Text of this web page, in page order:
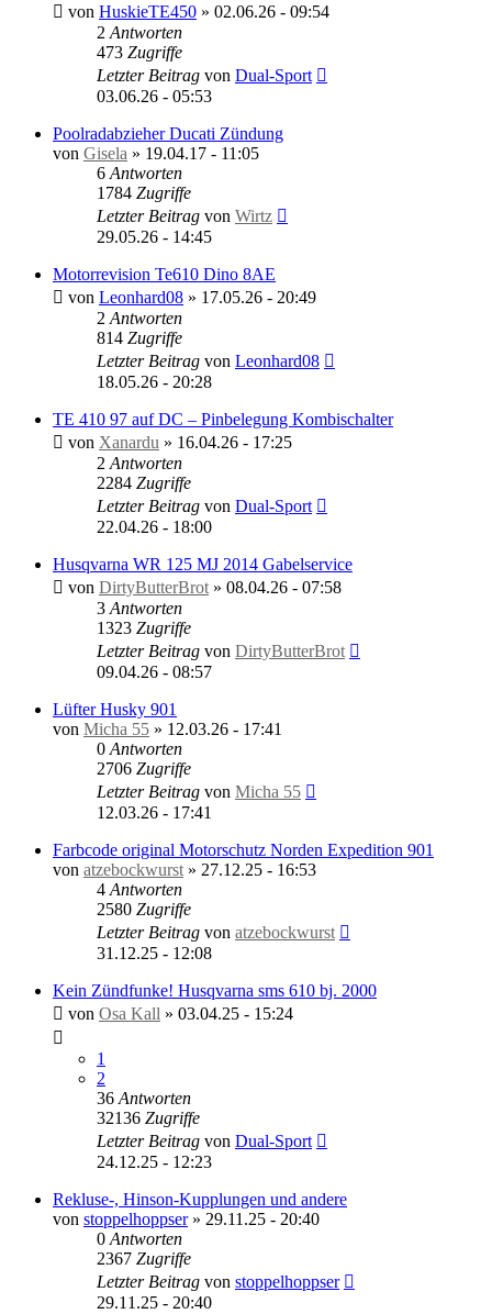
von HuskieTE450 » 02.06.26 - 09:54
2 Antworten
473 Zugriffe
Letzter Beitrag von Dual-Sport
03.06.26 - 05:53
Poolradabzieher Ducati Zündung
von Gisela » 19.04.17 - 11:05
6 Antworten
1784 Zugriffe
Letzter Beitrag von Wirtz
29.05.26 - 14:45
Motorrevision Te610 Dino 8AE
von Leonhard08 » 17.05.26 - 20:49
2 Antworten
814 Zugriffe
Letzter Beitrag von Leonhard08
18.05.26 - 20:28
TE 410 97 auf DC – Pinbelegung Kombischalter
von Xanardu » 16.04.26 - 17:25
2 Antworten
2284 Zugriffe
Letzter Beitrag von Dual-Sport
22.04.26 - 18:00
Husqvarna WR 125 MJ 2014 Gabelservice
von DirtyButterBrot » 08.04.26 - 07:58
3 Antworten
1323 Zugriffe
Letzter Beitrag von DirtyButterBrot
09.04.26 - 08:57
Lüfter Husky 901
von Micha 55 » 12.03.26 - 17:41
0 Antworten
2706 Zugriffe
Letzter Beitrag von Micha 55
12.03.26 - 17:41
Farbcode original Motorschutz Norden Expedition 901
von atzebockwurst » 27.12.25 - 16:53
4 Antworten
2580 Zugriffe
Letzter Beitrag von atzebockwurst
31.12.25 - 12:08
Kein Zündfunke! Husqvarna sms 610 bj. 2000
von Osa Kall » 03.04.25 - 15:24
1
2
36 Antworten
32136 Zugriffe
Letzter Beitrag von Dual-Sport
24.12.25 - 12:23
Rekluse-, Hinson-Kupplungen und andere
von stoppelhoppser» 29.11.25 - 20:40
0 Antworten
2367 Zugriffe
Letzter Beitrag von stoppelhoppser
29.11.25 - 20:40